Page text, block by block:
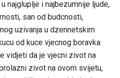
najgluplje i najbezumnije ljude,
san od budcnosti,
uzivanja u dzennetskim
od kuce vjecnog boravka.
vidjeti da je vjecni zivot na
zivot na ovom svijetu,